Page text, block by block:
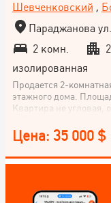
Шевченковский ,
Параджанова
2 комн.
изолированная
Продается 2-
этажного дома.
Квартира не угловая,
рынки, магазины,
почты, детские
Мрео, вся
приобрести жилье
узнайте
Цена: 35 000 $